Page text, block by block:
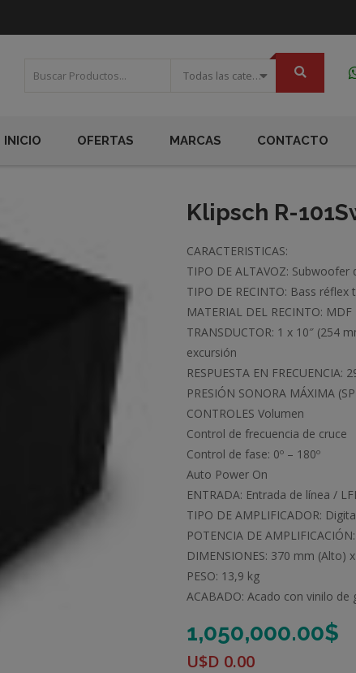
Todas las categorias
INICIO OFERTAS MARCAS CONTACTO
Klipsch R-
CARACTERISTICAS:
TIPO DE ALTAVOZ: Subwoofer
TIPO DE RECINTO: Bass réflex
MATERIAL DEL RECINTO: MDF
TRANSDUCTOR: 1 x 10″ (254
excursión
RESPUESTA EN FRECUENCIA:
PRESIÓN SONORA MÁXIMA
CONTROLES Volumen
Control de frecuencia de cruce
Control de fase: 0º – 180º
Auto Power On
ENTRADA: Entrada de línea /
TIPO DE AMPLIFICADOR:
POTENCIA DE
DIMENSIONES: 370 mm (Alto)
PESO: 13,9 kg
ACABADO: Acado con vinilo
1,050,000.00$
U$D 0.00